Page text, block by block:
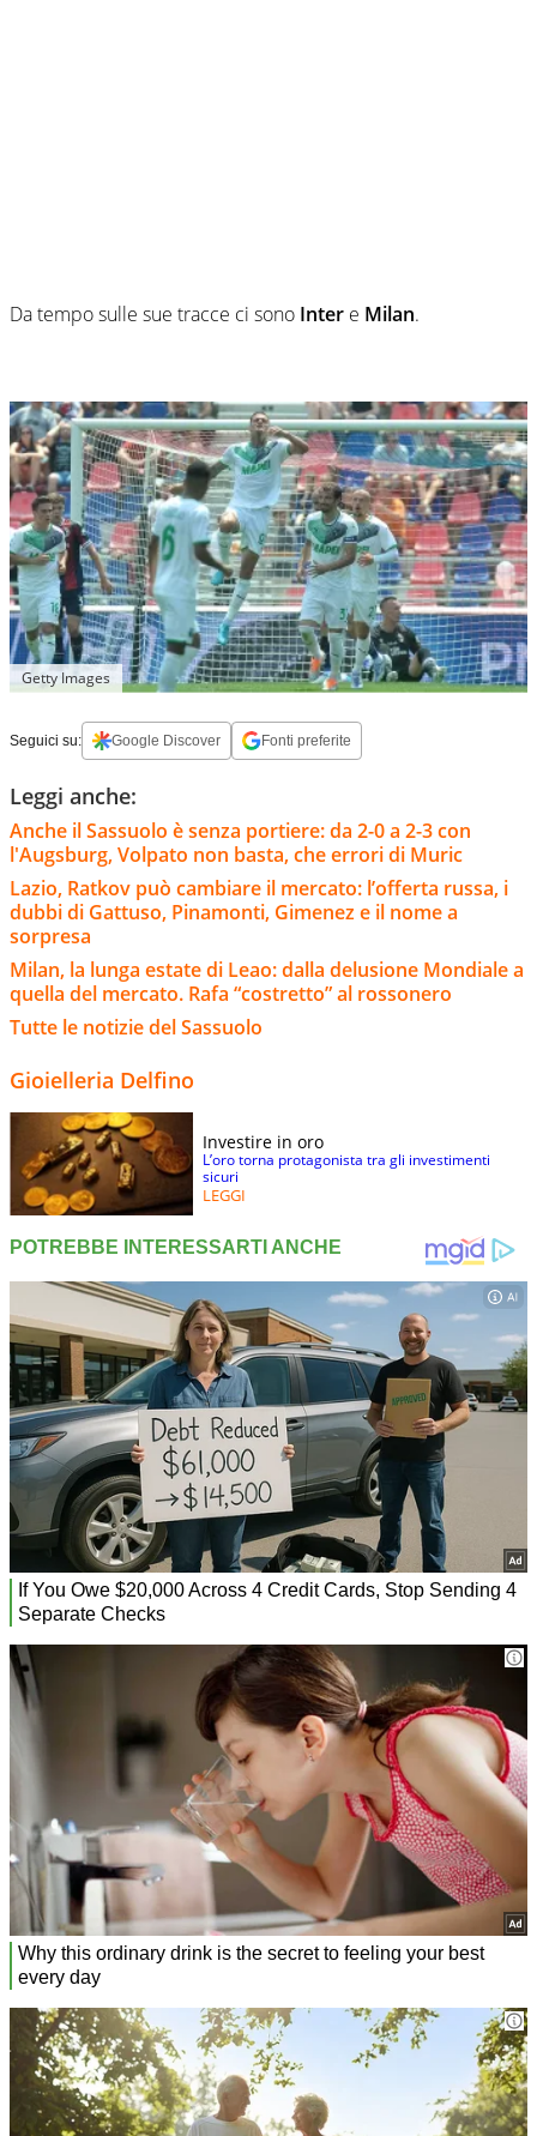
Da tempo sulle sue tracce ci sono Inter e Milan.
Getty Images
Seguici su: Google Discover Fonti preferite
Leggi anche:
Anche il Sassuolo è senza portiere: da 2-0 a 2-3 con
l'Augsburg, Volpato non basta, che errori di Muric
Lazio, Ratkov può cambiare il mercato: l’offerta russa, i
dubbi di Gattuso, Pinamonti, Gimenez e il nome a
sorpresa
Milan, la lunga estate di Leao: dalla delusione Mondiale a
quella del mercato. Rafa “costretto” al rossonero
Tutte le notizie del Sassuolo
Gioielleria Delfino
Investire in oro
L’oro torna protagonista tra gli investimenti
sicuri
LEGGI